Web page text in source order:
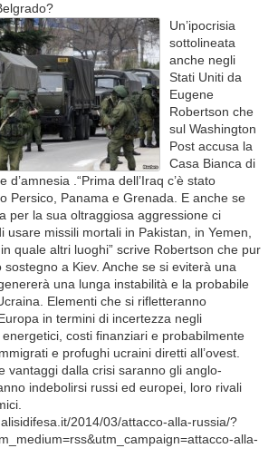
Un’ipocrisia
sottolineata
anche negli
Stati Uniti da
Eugene
Robertson che
sul Washington
Post accusa la
Casa Bianca di
d’amnesia .“Prima dell’Iraq c’è stato
Persico, Panama e Grenada. E anche se
per la sua oltraggiosa aggressione ci
usare missili mortali in Pakistan, in Yemen,
quale altri luoghi” scrive Robertson che pur
a Kiev. Anche se si eviterà una
una lunga instabilità e la probabile
Elementi che si rifletteranno
in termini di incertezza negli
costi finanziari e probabilmente
e profughi ucraini diretti all’ovest.
vantaggi dalla crisi saranno gli anglo-
indebolirsi russi ed europei, loro rivali
2014/03/attacco-alla-russia/?
alla-